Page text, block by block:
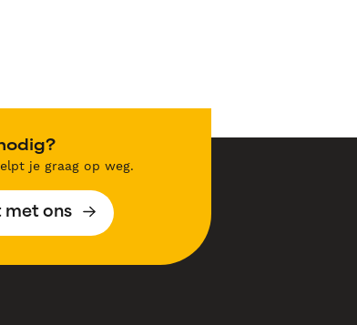
je graag op weg.
met ons